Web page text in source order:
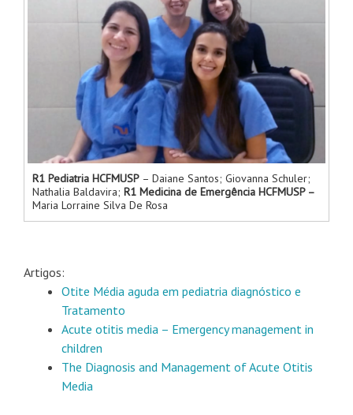
R1 Pediatria HCFMUSP – Daiane Santos; Giovanna Schuler;
Nathalia Baldavira; R1 Medicina de Emergência HCFMUSP –
Maria Lorraine Silva De Rosa
Artigos:
Otite Média aguda em pediatria diagnóstico e
Tratamento
Acute otitis media – Emergency management in
children
The Diagnosis and Management of Acute Otitis
Media